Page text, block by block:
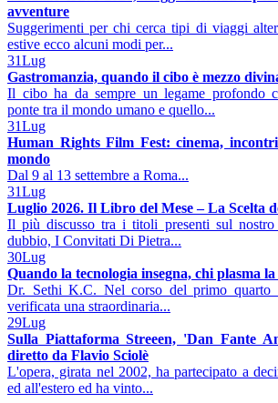
avventure
Suggerimenti per chi cerca tipi di viaggi
estive ecco alcuni modi per...
31Lug
Gastromanzia, quando il cibo è mezzo
Il cibo ha da sempre un legame profondo
ponte tra il mondo umano e quello...
31Lug
Human Rights Film Fest: cinema,
mondo
Dal 9 al 13 settembre a Roma...
31Lug
Luglio 2026. Il Libro del Mese – La Scelta
Il più discusso tra i titoli presenti sul
dubbio, I Convitati Di Pietra...
30Lug
Quando la tecnologia insegna, chi plasma la
Dr. Sethi K.C. Nel corso del primo
verificata una straordinaria...
29Lug
Sulla Piattaforma Streeen, 'Dan Fante
diretto da Flavio Sciolè
L'opera, girata nel 2002, ha partecipato a
ed all'estero ed ha vinto...